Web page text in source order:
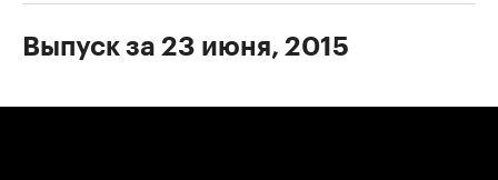
Выпуск за 23 июня, 2015